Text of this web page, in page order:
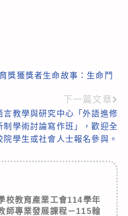
獎獲獎者生命故事：生命鬥
下一篇文章
言教學與研究中心「外語進修
制學術討論寫作班」，歡迎全
院學生或社會人士報名參與。
校教育產業工會114學年
師專業發展課程－115翰